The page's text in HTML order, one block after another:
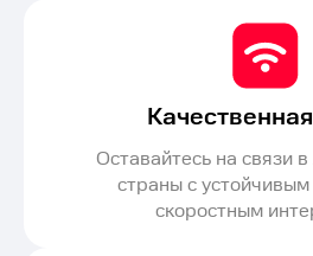
Оставайтесь на связи
страны с
скоростным